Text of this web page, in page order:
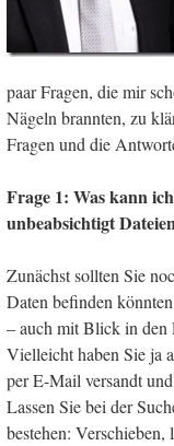
paar Fragen, die mir
Nägeln brannten, zu
Fragen und die
Frage 1: Was kann
unbeabsichtigt
Zunächst sollten Sie
Daten befinden
– auch mit Blick in den
Vielleicht haben Sie ja
per E-Mail versandt
Lassen Sie bei der
bestehen: